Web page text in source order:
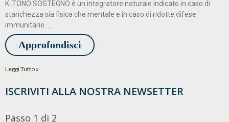
K-TONO SOSTEGNO è un integratore naturale indicato in caso di
stanchezza sia fisica che mentale e in caso di ridotte difese
immunitarie. …
Approfondisci
Leggi Tutto »
ISCRIVITI ALLA NOSTRA NEWSETTER
Passo 1 di 2